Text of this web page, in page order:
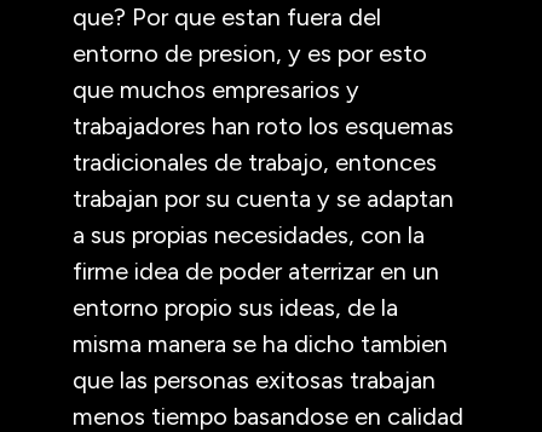
que? Por que estan fuera del
entorno de presion, y es por esto
que muchos empresarios y
trabajadores han roto los esquemas
tradicionales de trabajo, entonces
trabajan por su cuenta y se adaptan
a sus propias necesidades, con la
firme idea de poder aterrizar en un
entorno propio sus ideas, de la
misma manera se ha dicho tambien
que las personas exitosas trabajan
menos tiempo basandose en calidad